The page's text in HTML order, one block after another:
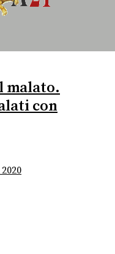
malato.
con